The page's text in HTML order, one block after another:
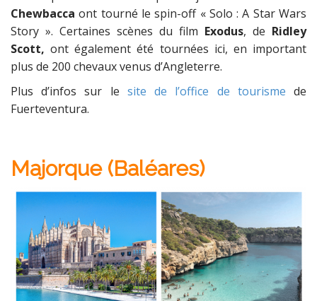
Chewbacca ont tourné le spin-off « Solo : A Star Wars
Story ». Certaines scènes du film Exodus, de Ridley
Scott, ont également été tournées ici, en important
plus de 200 chevaux venus d’Angleterre.
Plus d’infos sur le site de l’office de tourisme de
Fuerteventura.
Majorque (Baléares)